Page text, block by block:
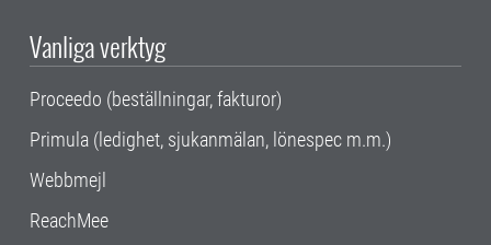
Vanliga verktyg
Proceedo (beställningar, fakturor)
Primula (ledighet, sjukanmälan, lönespec m.m.)
Webbmejl
ReachMee